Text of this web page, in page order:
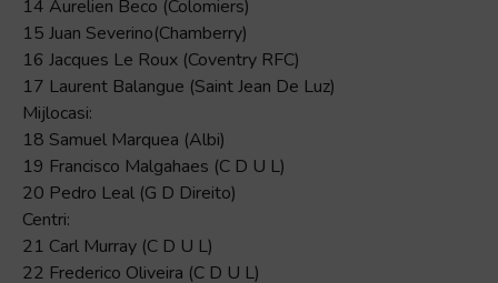
14 Aurelien Beco (Colomiers)
15 Juan Severino(Chamberry)
16 Jacques Le Roux (Coventry RFC)
17 Laurent Balangue (Saint Jean De Luz)
Mijlocasi:
18 Samuel Marquea (Albi)
19 Francisco Malgahaes (C D U L)
20 Pedro Leal (G D Direito)
Centri:
21 Carl Murray (C D U L)
22 Frederico Oliveira (C D U L)